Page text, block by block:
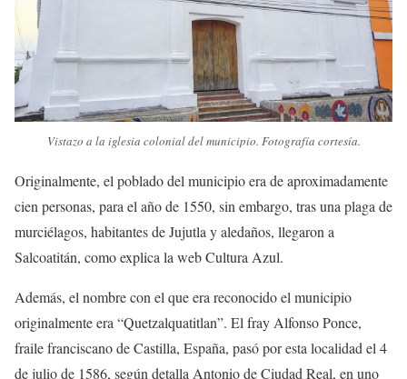
Vistazo a la iglesia colonial del municipio. Fotografía cortesía.
Originalmente, el poblado del municipio era de aproximadamente
cien personas, para el año de 1550, sin embargo, tras una plaga de
murciélagos, habitantes de Jujutla y aledaños, llegaron a
Salcoatitán, como explica la web Cultura Azul.
Además, el nombre con el que era reconocido el municipio
originalmente era “Quetzalquatitlan”. El fray Alfonso Ponce,
fraile franciscano de Castilla, España, pasó por esta localidad el 4
de julio de 1586, según detalla Antonio de Ciudad Real, en uno